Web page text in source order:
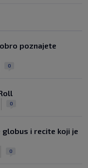
poznajete
0
0
i recite koji je
0